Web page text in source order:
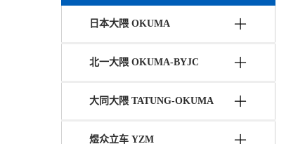
日本大隈 OKUMA
北一大隈 OKUMA-BYJC
大同大隈 TATUNG-OKUMA
煜众立车 YZM